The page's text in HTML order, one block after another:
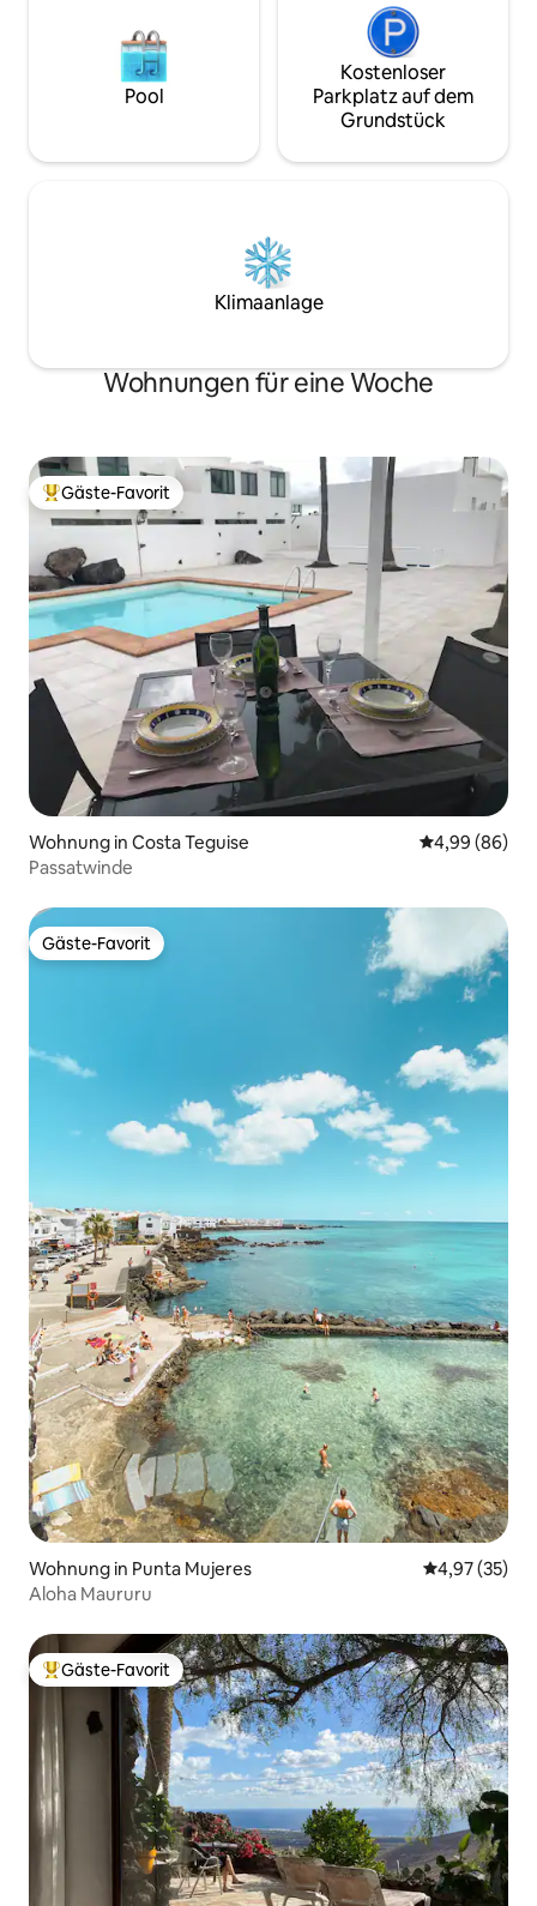
Pool
Kostenloser
Parkplatz auf dem
Grundstück
Klimaanlage
Wohnungen für eine Woche
Beliebter Gäste-Favorit.
Gäste-Favorit
Wohnung in Costa Teguise
4,99 (86)
Passatwinde
Gäste-Favorit
Gäste-Favorit
Wohnung in Punta Mujeres
4,97 (35)
Aloha Maururu
Beliebter Gäste-Favorit.
Gäste-Favorit